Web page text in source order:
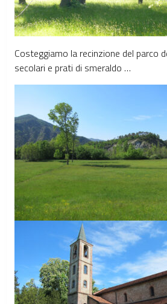
Costeggiamo la recinzione del parco
secolari e prati di smeraldo …